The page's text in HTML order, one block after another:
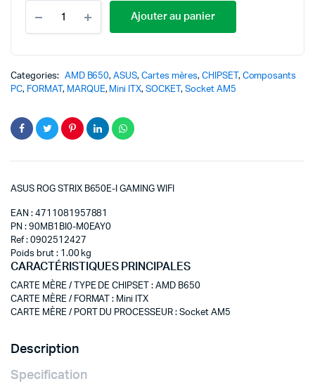
Ajouter au panier
Categories: AMD B650,ASUS,Cartes mères, CHIPSET , Composants
PC, FORMAT , MARQUE, Mini ITX,SOCKET, Socket AM5
ASUS ROG STRIX B650E-I GAMING WIFI
EAN : 4711081957881
PN : 90MB1BI0-M0EAY0
Ref : 0902512427
Poids brut : 1.00 kg
CARACTÉRISTIQUES PRINCIPALES
CARTE MÈRE / TYPE DE CHIPSET :AMD B650
CARTE MÈRE / FORMAT
: Mini ITX
CARTE MÈRE / PORT DU PROCESSEUR : Socket AM5
Description
Specification